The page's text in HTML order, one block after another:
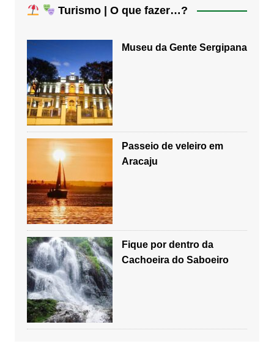
Turismo | O que fazer…?
Museu da Gente Sergipana
Passeio de veleiro em
Aracaju
Fique por dentro da
Cachoeira do Saboeiro